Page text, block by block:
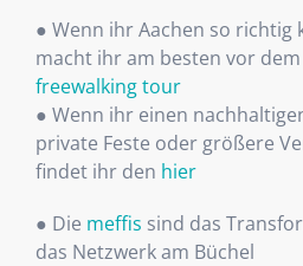
● Wenn ihr Aachen so richtig
macht ihr am besten vor
freewalking tour
● Wenn ihr einen
private Feste oder größere
findet ihr den hier
● Die meffis sind das
das Netzwerk am Büchel